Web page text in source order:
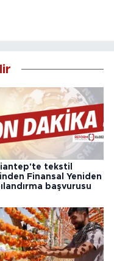
tekstil
Finansal Yeniden
başvurusu